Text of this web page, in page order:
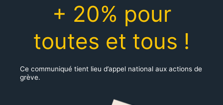
+ 20% pour
toutes et tous !
Ce communiqué tient lieu d’appel national aux actions de
grève.